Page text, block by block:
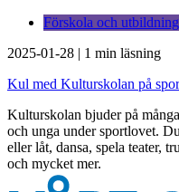
Förskola och utbildning
2025-01-28 | 1 min läsning
Kul med Kulturskolan på
Kulturskolan bjuder på
och unga under sportlovet.
eller låt, dansa, spela teater,
och mycket mer.